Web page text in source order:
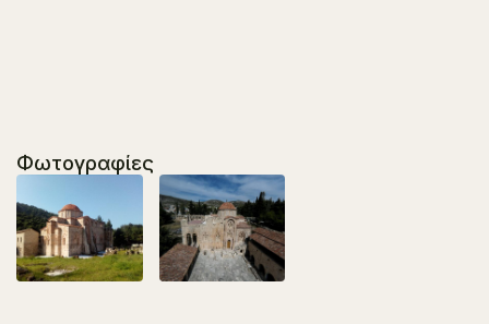
Φωτογραφίες